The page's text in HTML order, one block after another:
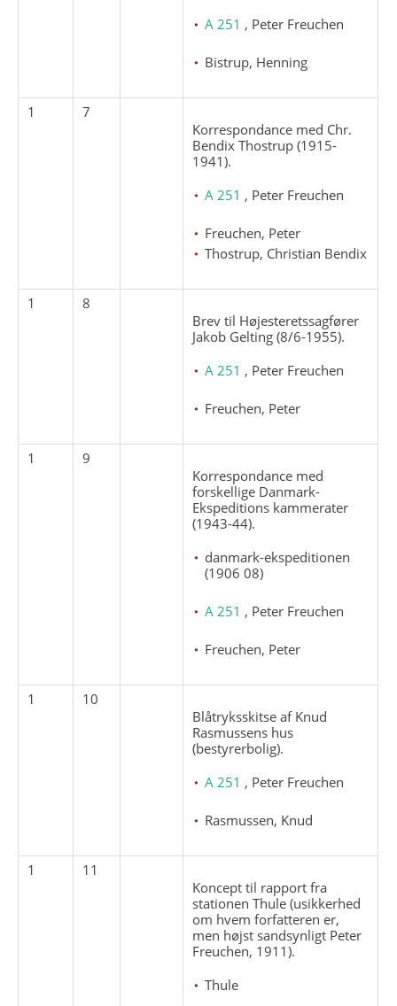
A 251 , Peter Freuchen
Bistrup, Henning
1
7
Korrespondance med Chr.
Bendix Thostrup (1915-
1941).
A 251 , Peter Freuchen
Freuchen, Peter
Thostrup, Christian Bendix
1
8
Brev til Højesteretssagfører
Jakob Gelting (8/6-1955).
A 251 , Peter Freuchen
Freuchen, Peter
1
9
Korrespondance med
forskellige Danmark-
Ekspeditions kammerater
(1943-44).
danmark-ekspeditionen
(1906 08)
A 251 , Peter Freuchen
Freuchen, Peter
1
10
Blåtryksskitse af Knud
Rasmussens hus
(bestyrerbolig).
A 251 , Peter Freuchen
Rasmussen, Knud
1
11
Koncept til rapport fra
stationen Thule (usikkerhed
om hvem forfatteren er,
men højst sandsynligt Peter
Freuchen, 1911).
Thule